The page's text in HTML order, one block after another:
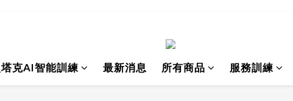
塔克AI智能訓練 最新消息 所有商品 服務訓練